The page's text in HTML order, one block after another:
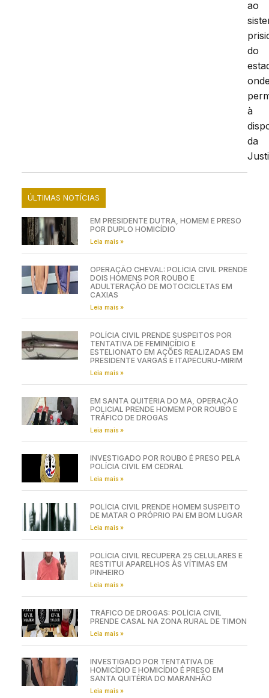
ao
do
à
da
ÚLTIMAS NOTÍCIAS
EM PRESIDENTE DUTRA, HOMEM É PRESO
POR DUPLO HOMICÍDIO
Leia mais »
OPERAÇÃO CHEVAL: POLÍCIA CIVIL PRENDE
DOIS HOMENS POR ROUBO E
ADULTERAÇÃO DE MOTOCICLETAS EM
CAXIAS
Leia mais »
POLÍCIA CIVIL PRENDE SUSPEITOS POR
TENTATIVA DE FEMINICÍDIO E
ESTELIONATO EM AÇÕES REALIZADAS EM
PRESIDENTE VARGAS E ITAPECURU-MIRIM
Leia mais »
EM SANTA QUITÉRIA DO MA, OPERAÇÃO
POLICIAL PRENDE HOMEM POR ROUBO E
TRÁFICO DE DROGAS
Leia mais »
INVESTIGADO POR ROUBO É PRESO PELA
POLÍCIA CIVIL EM CEDRAL
Leia mais »
POLÍCIA CIVIL PRENDE HOMEM SUSPEITO
DE MATAR O PRÓPRIO PAI EM BOM LUGAR
Leia mais »
POLÍCIA CIVIL RECUPERA 25 CELULARES E
RESTITUI APARELHOS ÀS VÍTIMAS EM
PINHEIRO
Leia mais »
TRÁFICO DE DROGAS: POLÍCIA CIVIL
PRENDE CASAL NA ZONA RURAL DE TIMON
Leia mais »
INVESTIGADO POR TENTATIVA DE
HOMICÍDIO E HOMICÍDIO É PRESO EM
SANTA QUITÉRIA DO MARANHÃO
Leia mais »